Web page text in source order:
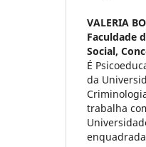
VALERIA
Faculdade
Social,
É
da
trabalha